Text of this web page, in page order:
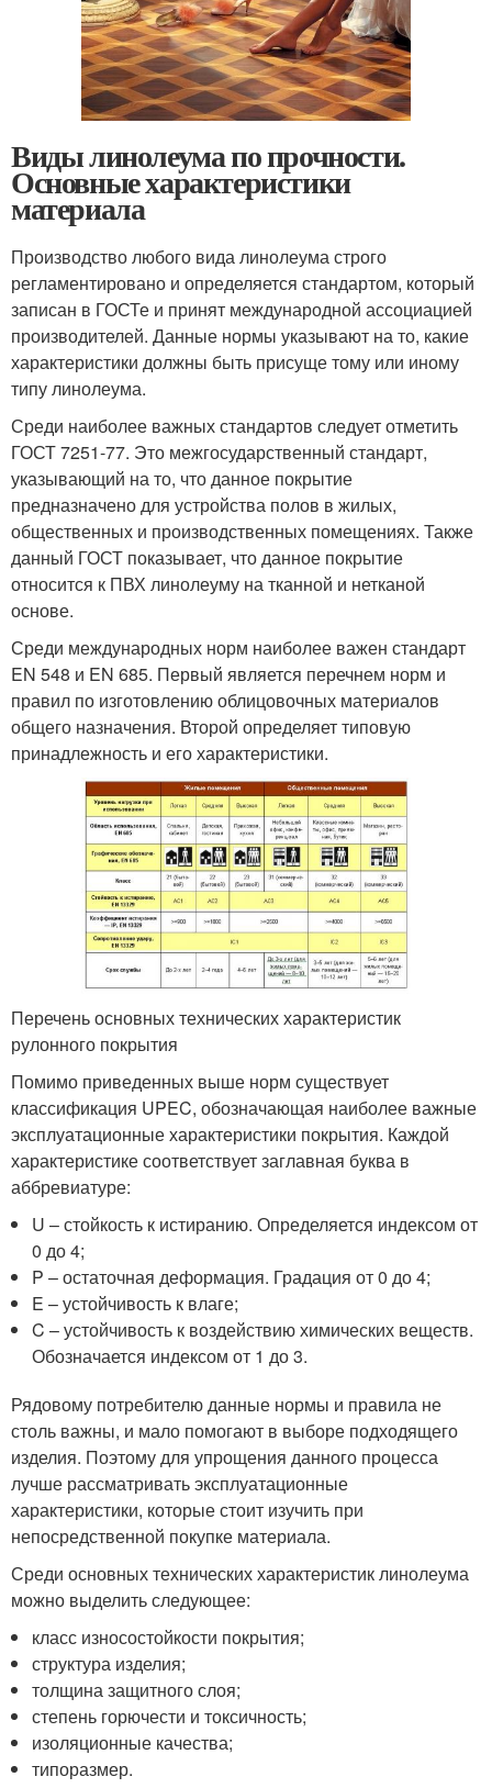
Виды линолеума по прочности.
Основные характеристики
материала
Производство любого вида линолеума строго
регламентировано и определяется стандартом, который
записан в ГОСТе и принят международной ассоциацией
производителей. Данные нормы указывают на то, какие
характеристики должны быть присуще тому или иному
типу линолеума.
Среди наиболее важных стандартов следует отметить
ГОСТ 7251-77. Это межгосударственный стандарт,
указывающий на то, что данное покрытие
предназначено для устройства полов в жилых,
общественных и производственных помещениях. Также
данный ГОСТ показывает, что данное покрытие
относится к ПВХ линолеуму на тканной и нетканой
основе.
Среди международных норм наиболее важен стандарт
EN 548 и EN 685. Первый является перечнем норм и
правил по изготовлению облицовочных материалов
общего назначения. Второй определяет типовую
принадлежность и его характеристики.
Перечень основных технических характеристик
рулонного покрытия
Помимо приведенных выше норм существует
классификация UPEC, обозначающая наиболее важные
эксплуатационные характеристики покрытия. Каждой
характеристике соответствует заглавная буква в
аббревиатуре:
U – стойкость к истиранию. Определяется индексом от
0 до 4;
P – остаточная деформация. Градация от 0 до 4;
E – устойчивость к влаге;
C – устойчивость к воздействию химических веществ.
Обозначается индексом от 1 до 3.
Рядовому потребителю данные нормы и правила не
столь важны, и мало помогают в выборе подходящего
изделия. Поэтому для упрощения данного процесса
лучше рассматривать эксплуатационные
характеристики, которые стоит изучить при
непосредственной покупке материала.
Среди основных технических характеристик линолеума
можно выделить следующее:
класс износостойкости покрытия;
структура изделия;
толщина защитного слоя;
степень горючести и токсичность;
изоляционные качества;
типоразмер.